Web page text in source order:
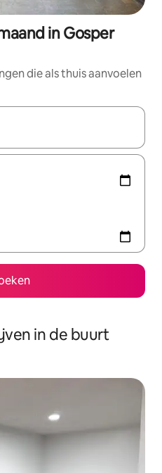
in Gosper
die als thuis aanvoelen
zijn, maak je een keuze
in de buurt